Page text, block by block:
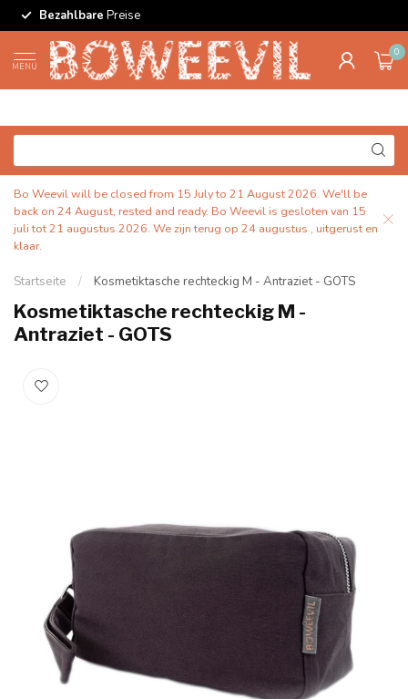
Bezahlbare Preise
MENU
0
Bo Weevil will be closed from 15 July to 21 August 2026. We'll be
back on 24 August, rested and ready. Bo Weevil is gesloten van 15
juli tot 21 augustus 2026. We zijn terug op 24 augustus , uitgerust en
klaar.
Startseite / Kosmetiktasche rechteckig M - Antraziet - GOTS
Kosmetiktasche rechteckig M -
Antraziet - GOTS